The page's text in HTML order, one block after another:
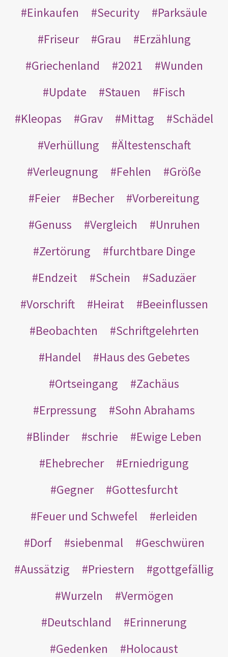
Einkaufen Security
Parksäule
Friseur
Grau
Erzählung
Griechenland
2021
Wunden
Update
Stauen
Fisch
Kleopas
Grav Mittag
Schädel
Verhüllung
Ältestenschaft
Verleugnung
Fehlen
Größe
Feier
Becher
Vorbereitung
Genuss
Vergleich
Unruhen
Zertörung
furchtbare Dinge
Endzeit
Schein
Saduzäer
Vorschrift
Heirat
Beeinflussen
Beobachten
Schriftgelehrten
Handel
Haus des Gebetes
Ortseingang
Zachäus
Erpressung
Sohn Abrahams
Blinder
schrie
Ewige Leben
Ehebrecher
Erniedrigung
Gegner
Gottesfurcht
Feuer und Schwefel
erleiden
Dorf
siebenmal
Geschwüren
Aussätzig
Priestern
gottgefällig
Wurzeln
Vermögen
Deutschland
Erinnerung
Gedenken
Holocaust